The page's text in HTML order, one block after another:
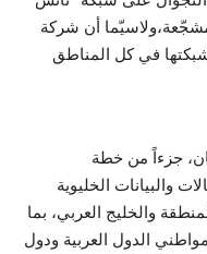
مشجّعة،ولاسيّما أن شركة
في كل المناطق
جزءاً من خطة
والبيانات الخليوية
والخليج العربي، بما
الدول العربية ودول